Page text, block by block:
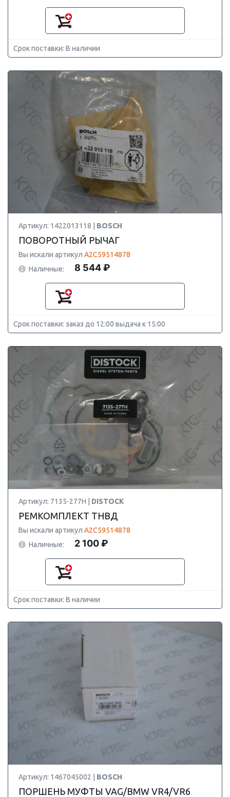
Срок поставки: В наличии
Артикул: 1422013118 | BOSCH
ПОВОРОТНЫЙ РЫЧАГ
Вы искали артикул A2C59514878
Наличные:
8 544 ₽
Срок поставки: заказ до 12:00 выдача к 15:00
Артикул: 7135-277H | DISTOCK
РЕМКОМПЛЕКТ ТНВД
Вы искали артикул A2C59514878
Наличные:
2 100 ₽
Срок поставки: В наличии
Артикул: 1467045002 | BOSCH
ПОРШЕНЬ МУФТЫ VAG/BMW VR4/VR6